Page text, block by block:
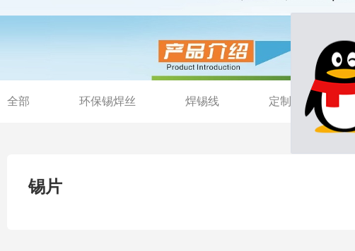
全部 环保锡焊丝 焊锡线 定制款焊锡丝
锡片